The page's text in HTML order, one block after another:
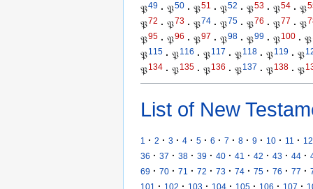
𝔓49 · 𝔓50 · 𝔓51 · 𝔓52 · 𝔓53 · 𝔓54 · 𝔓
𝔓72 · 𝔓73 · 𝔓74 · 𝔓75 · 𝔓76 · 𝔓77 · 𝔓
𝔓95 · 𝔓96 · 𝔓97 · 𝔓98 · 𝔓99 · 𝔓100 · 𝔓
𝔓115 · 𝔓116 · 𝔓117 · 𝔓118 · 𝔓119 · 𝔓
𝔓134 · 𝔓135 · 𝔓136 · 𝔓137 · 𝔓138 · 𝔓
List of New
1 · 2 · 3 · 4 · 5 · 6 · 7 · 8 · 9 · 10 · 11 · 12
36 · 37 · 38 · 39 · 40 · 41 · 42 · 43 · 44 ·
69 · 70 · 71 · 72 · 73 · 74 · 75 · 76 · 77 ·
101
· 102 · 103 · 104 · 105 · 106 · 107 ·